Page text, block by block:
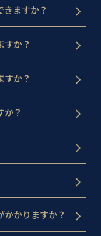
ますか？
すか？
すか？
か？
かりますか？